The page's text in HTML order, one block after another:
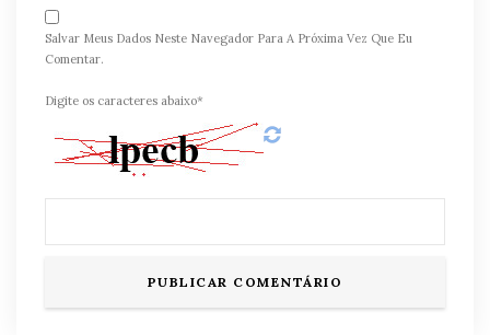
Salvar Meus Dados Neste Navegador Para A Próxima Vez Que Eu
Comentar.
Digite os caracteres abaixo*